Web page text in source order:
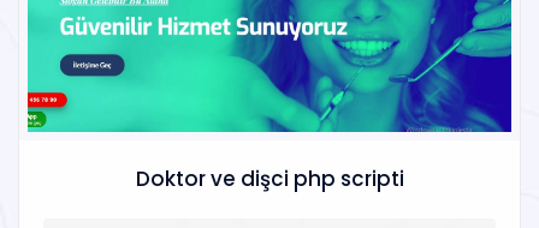
Doktor ve dişci php scripti